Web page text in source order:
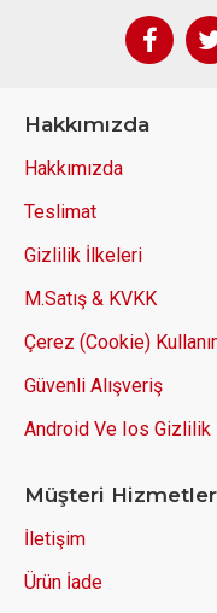
Hakkımızda
Hakkımızda
Teslimat
Gizlilik İlkeleri
M.Satış & KVKK
Çerez (Cookie)
Güvenli Alışveriş
Android Ve Ios Gizlilik
Müşteri
İletişim
Ürün İade